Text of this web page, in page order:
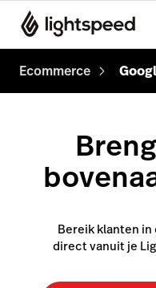
Ecommerce
Webshop starten
Apps & integraties
Bereik klanten
direct vanuit je